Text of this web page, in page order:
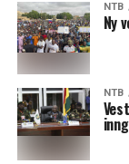
NTB
Ny
NTB